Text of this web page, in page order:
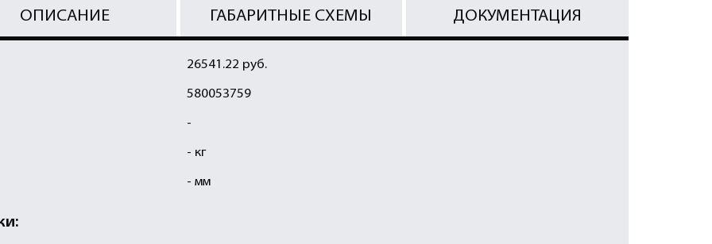
ОПИСАНИЕ ГАБАРИТНЫЕ СХЕМЫ ДОКУМЕНТАЦИЯ
26541.22 руб.
580053759
-
- кг
- мм